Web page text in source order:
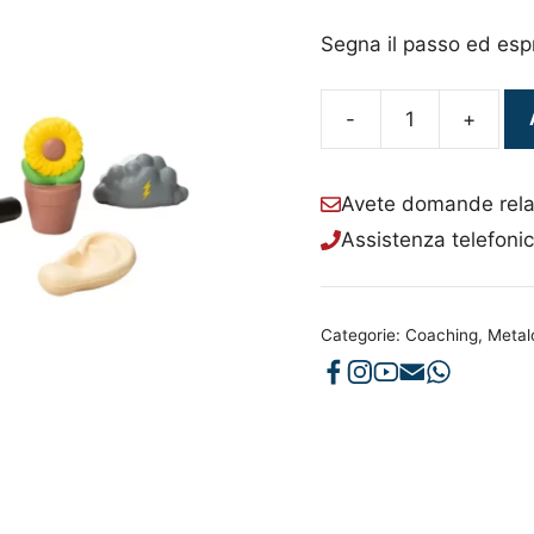
Segna il passo ed
-
Passaparola
quantità
+
Avete domande
Assistenza
Categorie: Coaching,